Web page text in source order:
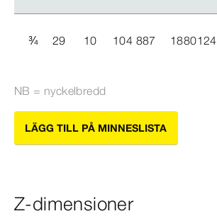
¾ 29 10 104 887 1880124
NB = nyckelbredd
LÄGG TILL PÅ MINNESLISTA
Z-dimensioner